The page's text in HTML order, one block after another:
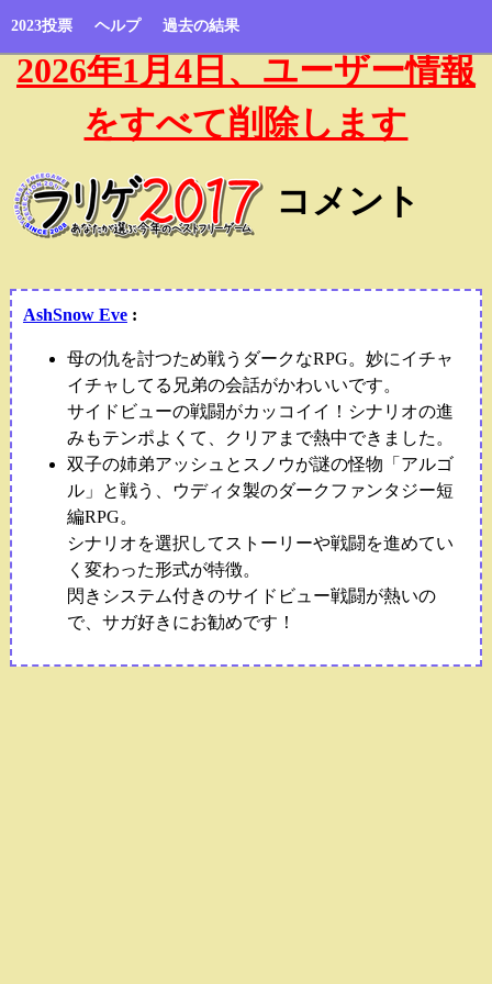
2023投票 ヘルプ 過去の結果
2026年1月4日、ユーザー情報
をすべて削除します
コメント
AshSnow Eve:
母の仇を討つため戦うダークなRPG。妙にイチャ
イチャしてる兄弟の会話がかわいいです。
サイドビューの戦闘がカッコイイ！シナリオの進
みもテンポよくて、クリアまで熱中できました。
双子の姉弟アッシュとスノウが謎の怪物「アルゴ
ル」と戦う、ウディタ製のダークファンタジー短
編RPG。
シナリオを選択してストーリーや戦闘を進めてい
く変わった形式が特徴。
閃きシステム付きのサイドビュー戦闘が熱いの
で、サガ好きにお勧めです！